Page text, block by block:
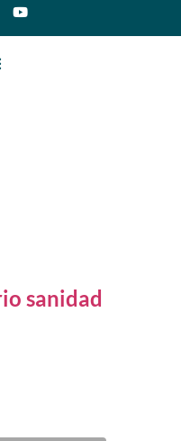
sanidad